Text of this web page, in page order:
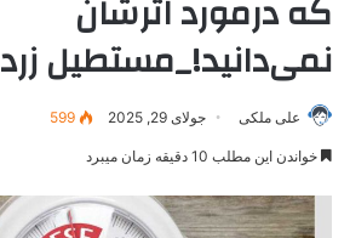
که درمورد اثرشان
نمی‌دانید!_مستطیل زرد
علی ملکی جولای 29, 2025 599
خواندن این مطلب 10 دقیقه زمان میبرد